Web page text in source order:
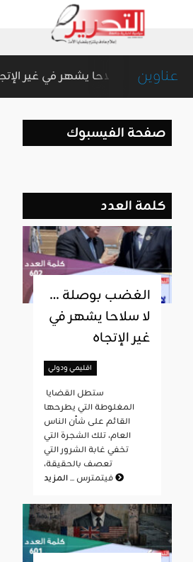
عناوين
الغضب بوصلة … لا سلاحا يشهر
صفحة الفيسبوك
كلمة العدد
الغضب بوصلة …
لا سلاحا يشهر في
غير الإتجاه
اقليمي ودولي
المغلوطة التي يطرحها
القائم على شأن الناس
العام، تلك الشجرة التي
تخفي غابة الشرور التي
تعصف بالحقيقة،
فيتمترس ...المزيد